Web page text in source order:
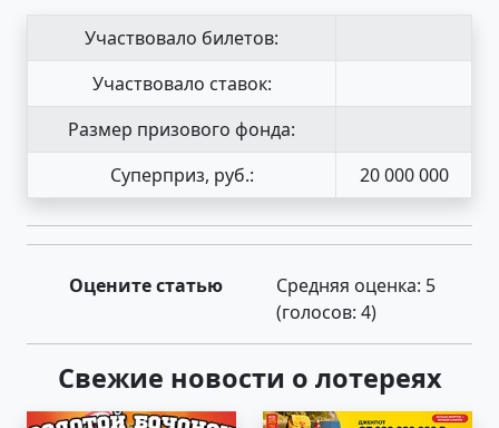
Участвовало билетов:
Участвовало ставок:
Размер призового фонда:
Суперприз, руб.:
20 000 000
Оцените статью Средняя оценка: 5
(голосов: 4)
Свежие новости о лотереях